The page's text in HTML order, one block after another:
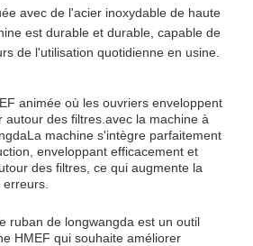
avec de l'acier inoxydable de haute
est durable et durable, capable de
de l'utilisation quotidienne en usine.
animée où les ouvriers enveloppent
autour des filtres.avec la machine à
machine s'intègre parfaitement
enveloppant efficacement et
des filtres, ce qui augmente la
ruban de longwangda est un outil
HMEF qui souhaite améliorer